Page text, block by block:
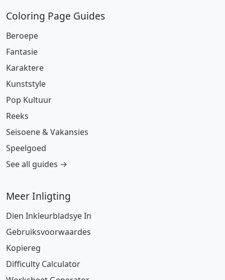
Coloring Page Guides
Beroepe
Fantasie
Karaktere
Kunststyle
Pop Kultuur
Reeks
Seisoene & Vakansies
Speelgoed
See all guides →
Meer Inligting
Dien Inkleurbladsye In
Gebruiksvoorwaardes
Kopiereg
Difficulty Calculator